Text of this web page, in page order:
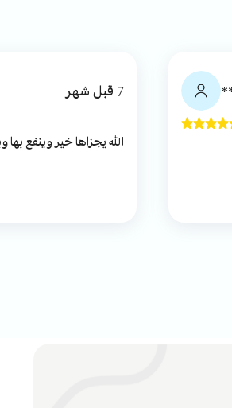
7 قبل شهر
الله يجزاها خير وينفع بها